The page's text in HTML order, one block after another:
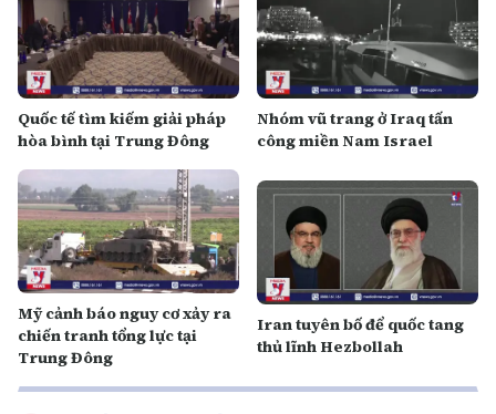
Quốc tế tìm kiếm giải pháp
hòa bình tại Trung Đông
Nhóm vũ trang ở Iraq tấn
công miền Nam Israel
Mỹ cảnh báo nguy cơ xảy ra
chiến tranh tổng lực tại
Trung Đông
Iran tuyên bố để quốc tang
thủ lĩnh Hezbollah